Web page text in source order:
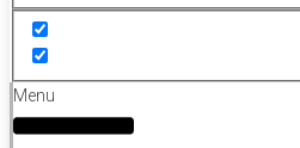
Menu